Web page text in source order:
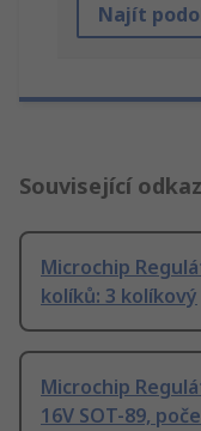
Najít
Související
Microchip
kolíků: 3 kolíkový
Microchip
16V SOT-89,